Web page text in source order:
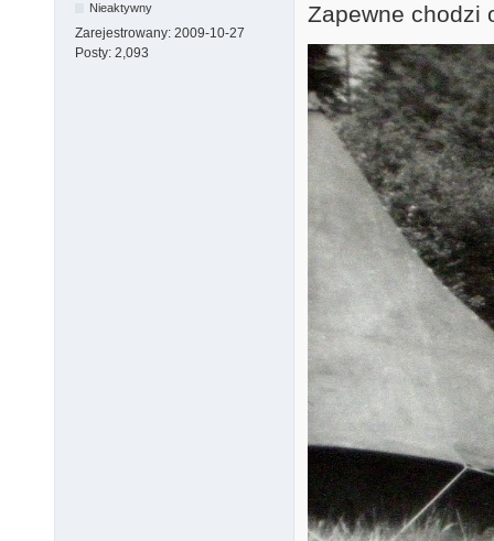
Nieaktywny
Zarejestrowany: 2009-10-27
Posty: 2,093
Zapewne chodzi